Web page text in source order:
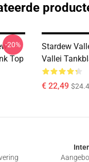
Top
-20%
Stardew
Vallei
€ 22,49